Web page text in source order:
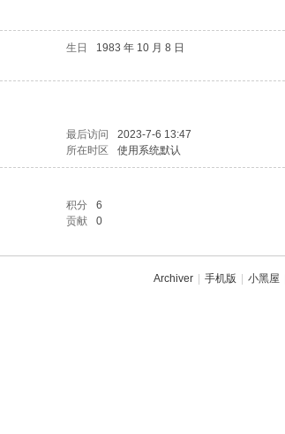
生日 1983 年 10 月 8 日
最后访问 2023-7-6 13:47
所在时区 使用系统默认
积分 6
贡献 0
Archiver 手机版 小黑屋